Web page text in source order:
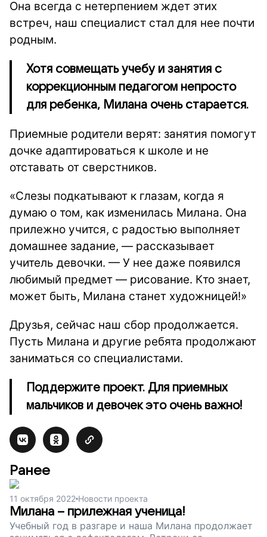
Она всегда с нетерпением ждет этих
встреч, наш специалист стал для нее почти
родным.
Хотя совмещать учебу и занятия с
коррекционным педагогом непросто
для ребенка, Милана очень старается.
Приемные родители верят: занятия помогут
дочке адаптироваться к школе и не
отставать от сверстников.
«Слезы подкатывают к глазам, когда я
думаю о том, как изменилась Милана. Она
прилежно учится, с радостью выполняет
домашнее задание, — рассказывает
учитель девочки. — У нее даже появился
любимый предмет — рисование. Кто знает,
может быть, Милана станет художницей!»
Друзья, сейчас наш сбор продолжается.
Пусть Милана и другие ребята продолжают
заниматься со специалистами.
Поддержите проект. Для приемных
мальчиков и девочек это очень важно!
Ранее
11 октября 2022 Новости проекта
Милана – прилежная ученица!
Учебный год в разгаре и наша Милана продолжает